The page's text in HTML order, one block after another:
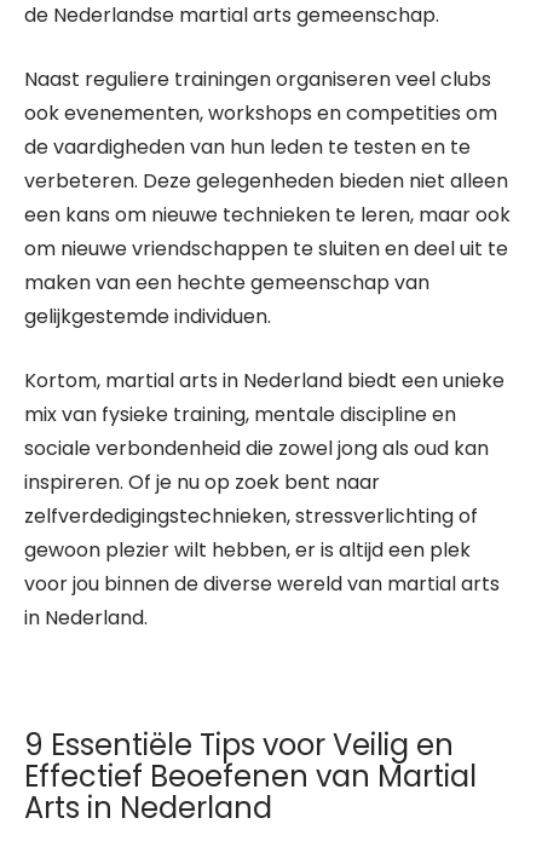
de Nederlandse martial arts gemeenschap.
Naast reguliere trainingen organiseren veel clubs
ook evenementen, workshops en competities om
de vaardigheden van hun leden te testen en te
verbeteren. Deze gelegenheden bieden niet alleen
een kans om nieuwe technieken te leren, maar ook
om nieuwe vriendschappen te sluiten en deel uit te
maken van een hechte gemeenschap van
gelijkgestemde individuen.
Kortom, martial arts in Nederland biedt een unieke
mix van fysieke training, mentale discipline en
sociale verbondenheid die zowel jong als oud kan
inspireren. Of je nu op zoek bent naar
zelfverdedigingstechnieken, stressverlichting of
gewoon plezier wilt hebben, er is altijd een plek
voor jou binnen de diverse wereld van martial arts
in Nederland.
9 Essentiële Tips voor Veilig en
Effectief Beoefenen van Martial
Arts in Nederland